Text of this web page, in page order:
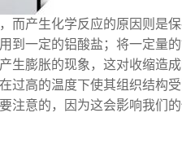
产生化学反应的原因则是
到一定的铝酸盐；将一定量
生膨胀的现象，这对收缩造
过高的温度下使其组织结构
注意的，因为这会影响我们